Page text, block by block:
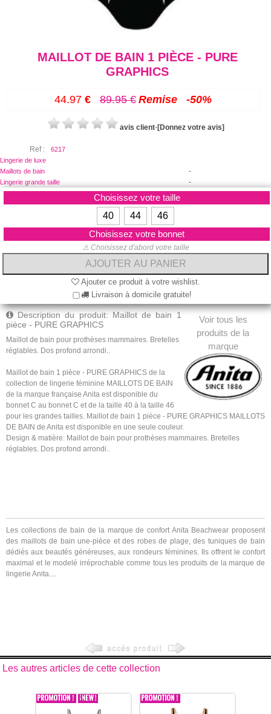
MAILLOT DE BAIN 1 PIÈCE - PURE
GRAPHICS
44.97€89.95€ Remise -50%
avis client-[Donnez votre avis]
Ref :
6217
Lingerie de luxe
-
Maillots de bain
-
Lingerie grande taille
Choisissez votre taille
40
44
46
Choisissez votre bonnet
⚠ Choisissez d'abord votre taille
Ajouter ce produit à votre wishlist.
Livraison à domicile gratuite!
Voir tous les
produits de la
marque
Description du produit: Maillot de bain 1
pièce - PURE GRAPHICS
Maillot de bain pour prothèses mammaires. Bretelles
réglables. Dos profond arrondi..
Maillot de bain 1 pièce - PURE GRAPHICS de la
collection de lingerie féminine MAILLOTS DE BAIN
de la marque française Anita est disponible du
bonnet C au bonnet C et de la taille 40 à la taille 46
pour les grandes tailles. Maillot de bain 1 pièce - PURE GRAPHICS MAILLOTS
DE BAIN de Anita est disponible en une seule couleur.
Design & matière: Maillot de bain pour prothèses mammaires. Bretelles
réglables. Dos profond arrondi..
Les collections de bain de la marque de confort Anita Beachwear proposent
des maillots de bain une-pièce et des robes de plage, des tuniques de bain
dédiés aux beautés généreuses, aux rondeurs féminines. Ils offrent le confort
maximal et le modelé irréprochable comme tous les produits de la marque de
lingerie Anita....
Les autres articles de cette collection